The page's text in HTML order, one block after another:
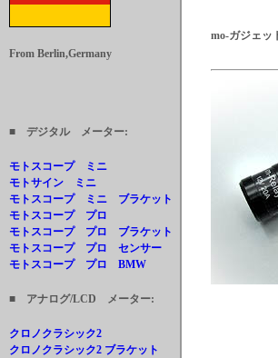
From Berlin,Germany
■ デジタル メーター:
モトスコープ ミニ
モトサイン ミニ
モトスコープ ミニ ブラケット
モトスコープ プロ
モトスコープ プロ ブラケット
モトスコープ プロ センサー
モトスコープ プロ BMW
■ アナログ/LCD メーター:
クロノクラシック2
クロノクラシック2 ブラケット
mo-ガジ